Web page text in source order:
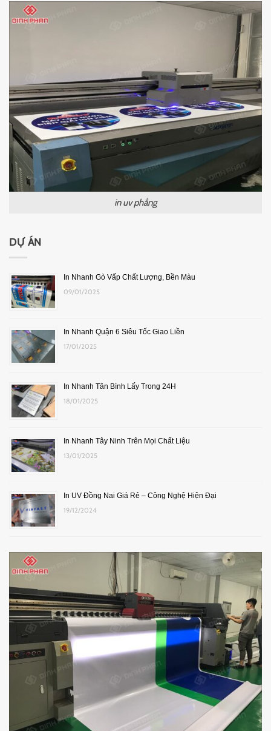
in uv phẳng
DỰ ÁN
In Nhanh Gò Vấp Chất Lượng, Bền Màu
09/01/2025
In Nhanh Quận 6 Siêu Tốc Giao Liền
17/01/2025
In Nhanh Tân Bình Lấy Trong 24H
18/01/2025
In Nhanh Tây Ninh Trên Mọi Chất Liệu
13/01/2025
In UV Đồng Nai Giá Rẻ – Công Nghệ Hiện Đại
19/12/2024